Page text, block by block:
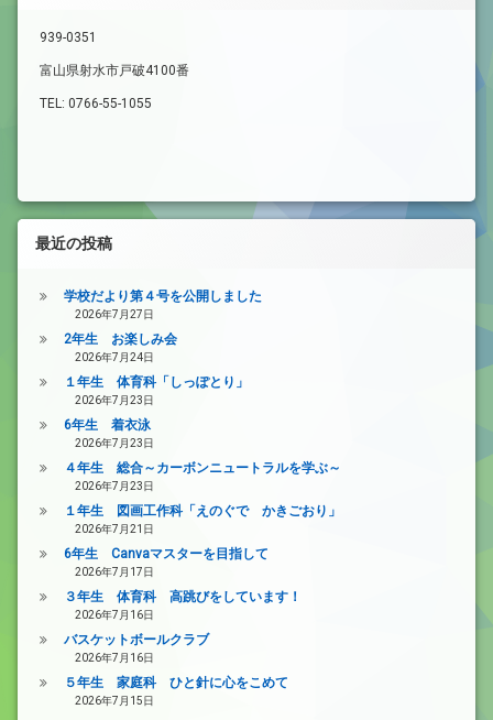
939-0351
富山県射水市戸破4100番
TEL: 0766-55-1055
最近の投稿
学校だより第４号を公開しました
2026年7月27日
2年生 お楽しみ会
2026年7月24日
１年生 体育科「しっぽとり」
2026年7月23日
6年生 着衣泳
2026年7月23日
４年生 総合～カーボンニュートラルを学ぶ～
2026年7月23日
１年生 図画工作科「えのぐで かきごおり」
2026年7月21日
6年生 Canvaマスターを目指して
2026年7月17日
３年生 体育科 高跳びをしています！
2026年7月16日
バスケットボールクラブ
2026年7月16日
５年生 家庭科 ひと針に心をこめて
2026年7月15日